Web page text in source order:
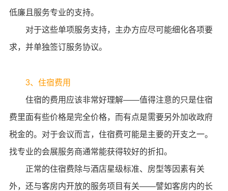
低廉且服务专业的支持。
对于这些单项服务支持，主办方应尽可能细化各项要
求，并单独签订服务协议。
3、住宿费用
住宿的费用应该非常好理解——值得注意的只是住宿
费里面有些价格是完全价格，而有点是需要另外加收政府
税金的。对于会议而言，住宿费可能是主要的开支之一。
找专业的会展服务商通常能获得较好的折扣。
正常的住宿费除与酒店星级标准、房型等因素有关
外，还与客房内开放的服务项目有关——譬如客房内的长